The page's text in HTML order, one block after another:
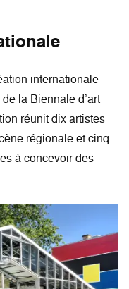
internationale
la Biennale d’art
réunit dix artistes
régionale et cinq
à concevoir des